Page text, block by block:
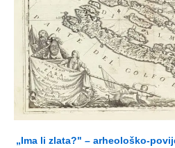
„Ima li zlata?" – arheološko-